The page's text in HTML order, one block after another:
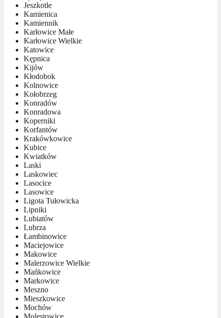
Jeszkotle
Kamienica
Kamiennik
Karłowice Małe
Karłowice Wielkie
Katowice
Kępnica
Kijów
Kłodobok
Kolnowice
Kołobrzeg
Konradów
Konradowa
Koperniki
Korfantów
Krakówkowice
Kubice
Kwiatków
Laski
Laskowiec
Lasocice
Lasowice
Ligota Tułowicka
Lipniki
Lubiatów
Lubrza
Łambinowice
Maciejowice
Makowice
Malerzowice Wielkie
Mańkowice
Markowice
Meszno
Mieszkowice
Mochów
Molestowice